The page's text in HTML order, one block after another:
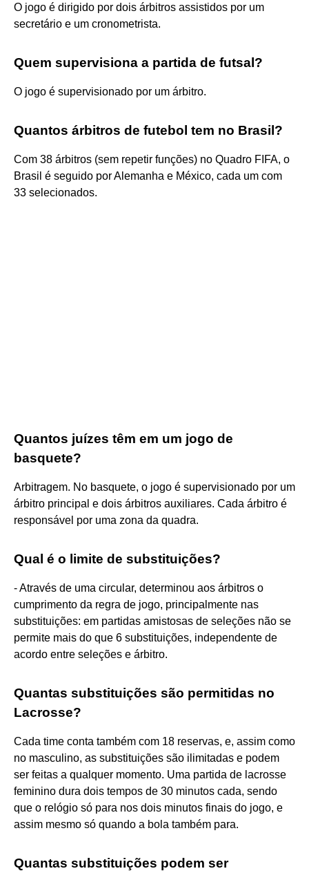
O jogo é dirigido por dois árbitros assistidos por um
secretário e um cronometrista.
Quem supervisiona a partida de futsal?
O jogo é supervisionado por um árbitro.
Quantos árbitros de futebol tem no Brasil?
Com 38 árbitros (sem repetir funções) no Quadro FIFA, o
Brasil é seguido por Alemanha e México, cada um com
33 selecionados.
Quantos juízes têm em um jogo de
basquete?
Arbitragem. No basquete, o jogo é supervisionado por um
árbitro principal e dois árbitros auxiliares. Cada árbitro é
responsável por uma zona da quadra.
Qual é o limite de substituições?
- Através de uma circular, determinou aos árbitros o
cumprimento da regra de jogo, principalmente nas
substituições: em partidas amistosas de seleções não se
permite mais do que 6 substituições, independente de
acordo entre seleções e árbitro.
Quantas substituições são permitidas no
Lacrosse?
Cada time conta também com 18 reservas, e, assim como
no masculino, as substituições são ilimitadas e podem
ser feitas a qualquer momento. Uma partida de lacrosse
feminino dura dois tempos de 30 minutos cada, sendo
que o relógio só para nos dois minutos finais do jogo, e
assim mesmo só quando a bola também para.
Quantas substituições podem ser